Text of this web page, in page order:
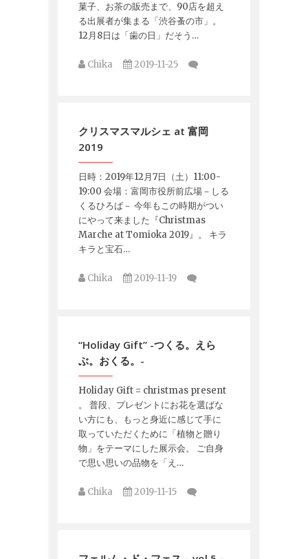
菓子、お茶の販売まで、90店を超え
る出展者が集まる「渋谷蚤の市」。
12月8日は「歯の日」だそう…
Chika 2019-11-25
クリスマスマルシェ at 富岡
2019
日時：2019年12月7日（土）11:00-
19:00 会場：富岡市役所前広場－しる
くるひろば－ 今年もこの時期がつい
にやって来ました『Christmas
Marche at Tomioka 2019』。 キラ
キラと宝石…
Chika 2019-11-19
“Holiday Gift” -つくる。えら
ぶ。おくる。-
Holiday Gift = christmas present
。 普段、プレゼントにお花を選ばな
い方にも、もっと身近に感じて手に
取っていただくために「植物と贈り
物」をテーマにした展示会。 ご自身
で思い思いの品物を「え…
Chika 2019-11-15